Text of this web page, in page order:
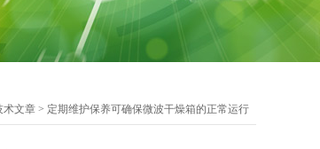
术文章 > 定期维护保养可确保微波干燥箱的正常运行